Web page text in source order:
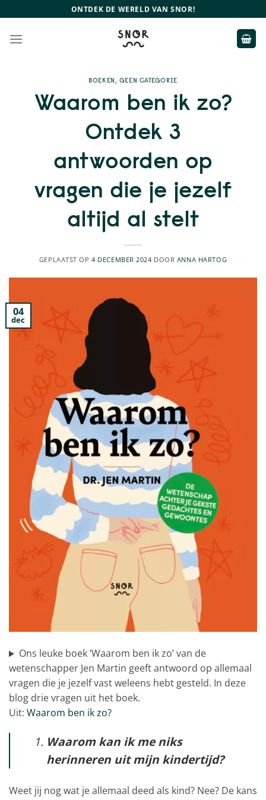
naar
inhoud
ONTDEK DE WERELD VAN SNOR!
BOEKEN , GEEN CATEGORIE
Waarom ben ik zo?
Ontdek 3
antwoorden op
vragen die je jezelf
altijd al stelt
GEPLAATST OP4 DECEMBER 2024 DOOR ANNA HARTOG
04
dec
Ons leuke boek ‘Waarom ben ik zo’ van de
wetenschapper Jen Martin geeft antwoord op allemaal
vragen die je jezelf vast weleens hebt gesteld. In deze
blog drie vragen uit het boek.
Uit: Waarom ben ik zo?
Waarom kan ik me niks
herinneren uit mijn kindertijd?
Weet jij nog wat je allemaal deed als kind? Nee? De kans